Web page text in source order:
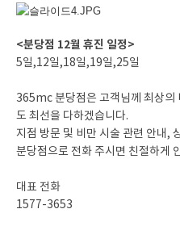
<분당점 12월 휴진 일정>
5일,12일,18일,19일,25일
365mc 분당점은 고객님께 최상의
도 최선을 다하겠습니다.
지점 방문 및 비만 시술 관련 안내,
분당점으로 전화 주시면 친절하게
대표 전화
1577-3653